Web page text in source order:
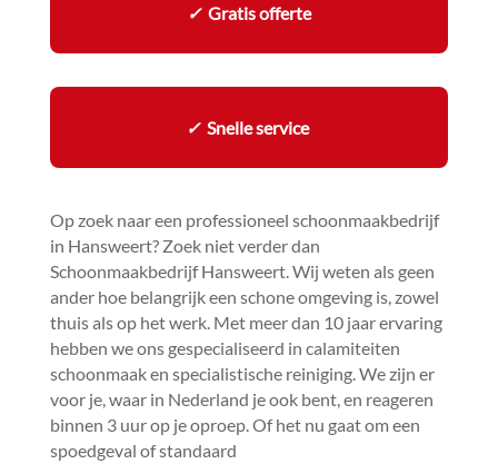
✓Gratis offerte
✓Snelle service
Op zoek naar een professioneel schoonmaakbedrijf
in Hansweert? Zoek niet verder dan
Schoonmaakbedrijf Hansweert.​ Wij weten als geen
ander hoe belangrijk een schone omgeving is, zowel
thuis als op het werk.​ Met meer dan 10 jaar ervaring
hebben we ons gespecialiseerd in calamiteiten
schoonmaak en specialistische reiniging.​ We zijn er
voor je, waar in Nederland je ook bent, en reageren
binnen 3 uur op je oproep.​ Of het nu gaat om een
spoedgeval of standaard